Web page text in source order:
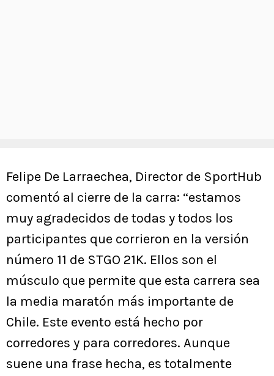
Felipe De Larraechea, Director de SportHub
comentó al cierre de la carra: “estamos
muy agradecidos de todas y todos los
participantes que corrieron en la versión
número 11 de STGO 21K. Ellos son el
músculo que permite que esta carrera sea
la media maratón más importante de
Chile. Este evento está hecho por
corredores y para corredores. Aunque
suene una frase hecha, es totalmente